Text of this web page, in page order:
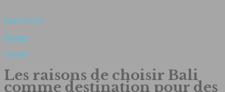
Destinations
Séjours
Circuits
Les raisons de choisir Bali
comme destination pour des